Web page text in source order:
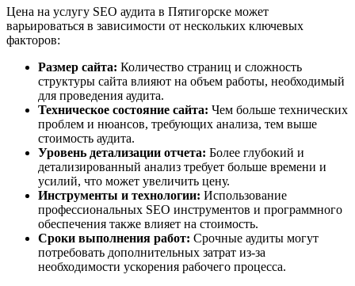
Цена на услугу SEO аудита в Пятигорске может
варьироваться в зависимости от нескольких ключевых
факторов:
Размер сайта: Количество страниц и сложность
структуры сайта влияют на объем работы, необходимый
для проведения аудита.
Техническое состояние сайта: Чем больше технических
проблем и нюансов, требующих анализа, тем выше
стоимость аудита.
Уровень детализации отчета: Более глубокий и
детализированный анализ требует больше времени и
усилий, что может увеличить цену.
Инструменты и технологии: Использование
профессиональных SEO инструментов и программного
обеспечения также влияет на стоимость.
Сроки выполнения работ: Срочные аудиты могут
потребовать дополнительных затрат из-за
необходимости ускорения рабочего процесса.